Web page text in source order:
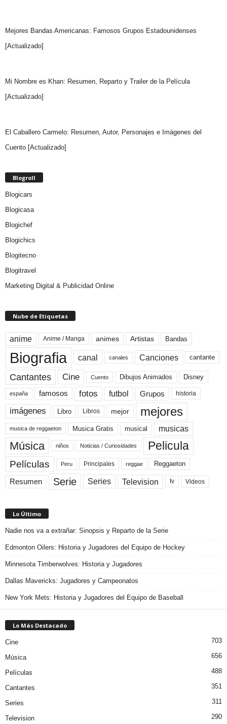
Mejores Bandas Americanas: Famosos Grupos Estadounidenses
[Actualizado]
Mi Nombre es Khan: Resumen, Reparto y Trailer de la Película
[Actualizado]
El Caballero Carmelo: Resumen, Autor, Personajes e Imágenes del
Cuento [Actualizado]
Blogroll
Blogicars
Blogicasa
Blogichef
Blogichics
Blogitecno
Blogitravel
Marketing Digital & Publicidad Online
Nube de Etiquetas
anime Anime / Manga animes Artistas Bandas
Biografia canal canales Canciones cantante
Cantantes Cine Cuento Dibujos Animados Disney
españa famosos fotos futbol Grupos historia
imágenes Libro Libros mejor mejores
musica de reggaeton Musica Gratis musical musicas
Música niños Noticias / Curiosidades Pelicula
Películas Peru Principales reggae Reggaeton
Resumen Serie Series Television tv Videos
Lo Último
Nadie nos va a extrañar: Sinopsis y Reparto de la Serie
Edmonton Oilers: Historia y Jugadores del Equipo de Hockey
Minnesota Timberwolves: Historia y Jugadores
Dallas Mavericks: Jugadores y Campeonatos
New York Mets: Historia y Jugadores del Equipo de Baseball
Lo Más Destacado
Cine 703
Música 656
Películas 488
Cantantes 351
Series 311
Television 290